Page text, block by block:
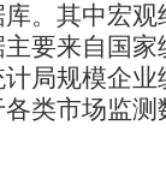
。其中宏
要来自国
局规模企
类市场监测